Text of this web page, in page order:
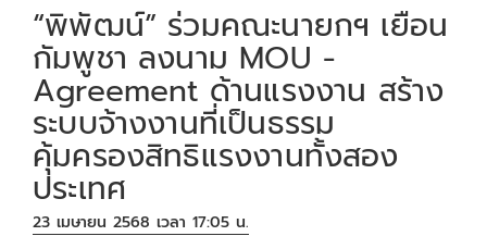
“พิพัฒน์” ร่วมคณะนายกฯ เยือน
กัมพูชา ลงนาม MOU -
Agreement ด้านแรงงาน สร้าง
ระบบจ้างงานที่เป็นธรรม
คุ้มครองสิทธิแรงงานทั้งสอง
ประเทศ
23 เมษายน 2568 เวลา 17:05 น.